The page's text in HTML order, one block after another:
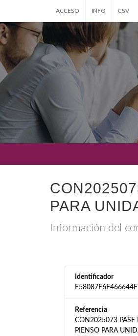
ACCESO INFO CSV
PARA
Información del
Identificador
E58087E6F466644F
Referencia
CON2025073 PASE
PIENSO PARA